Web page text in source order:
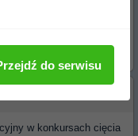
w konkursach cięcia
do serwisu